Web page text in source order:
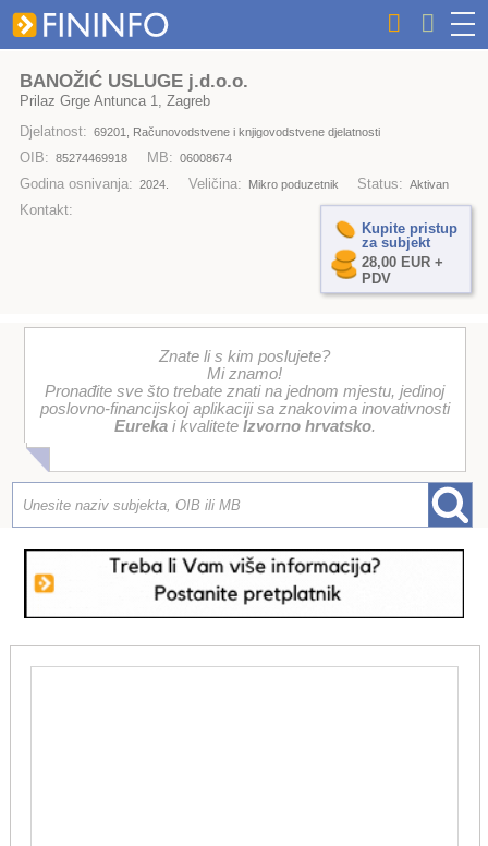
BANOŽIĆ USLUGE j.d.o.o.
Prilaz Grge Antunca 1, Zagreb
Djelatnost: 69201, Računovodstvene i knjigovodstvene djelatnosti
OIB: 85274469918 MB: 06008674
Godina osnivanja: 2024. Veličina: Mikro poduzetnik Status: Aktivan
Kontakt:
Kupite pristup
za subjekt
28,00 EUR +
PDV
Znate li s kim poslujete?
Mi znamo!
Pronađite sve što trebate znati na jednom mjestu, jedinoj
poslovno-financijskoj aplikaciji sa znakovima inovativnosti
Eurekai kvalitete Izvorno hrvatsko.